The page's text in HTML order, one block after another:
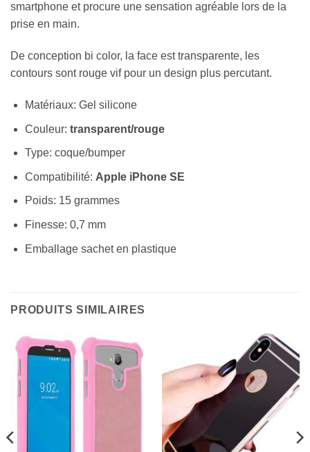
smartphone et procure une sensation agréable lors de la
prise en main.
De conception bi color, la face est transparente, les
contours sont rouge vif pour un design plus percutant.
Matériaux: Gel silicone
Couleur: transparent/rouge
Type: coque/bumper
Compatibilité: Apple iPhone SE
Poids: 15 grammes
Finesse: 0,7 mm
Emballage sachet en plastique
PRODUITS SIMILAIRES